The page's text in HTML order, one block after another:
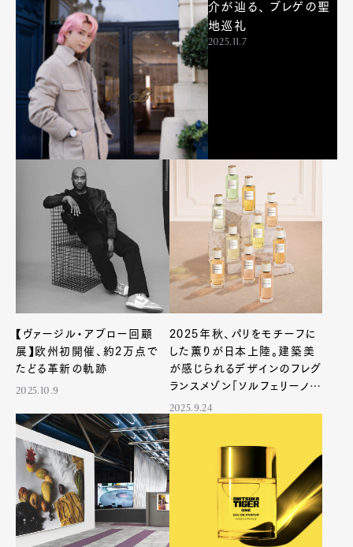
介が辿る、 ブレゲの聖
地巡礼
2025.11.7
【ヴァージル・アブロー回顧
展】欧州初開催、約2万点で
たどる革新の軌跡
2025.10.9
2025年秋、パリをモチーフに
した薫りが日本上陸。建築美
が感じられるデザインのフレグ
ランスメゾン「ソルフェリーノ」
がもたらす新体験
2025.9.24